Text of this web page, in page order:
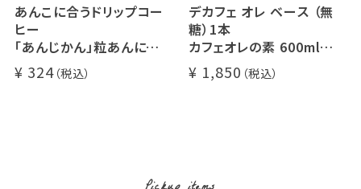
あんこに合うドリップコー
ヒー
「あんじかん」粒あんに合う
珈琲 1杯分
324
デカフェ オレ ベース （無
糖）1本
カフェオレの素 600ml
瓶タイプ 4~5倍希釈 / 砂
糖不使用
1,850